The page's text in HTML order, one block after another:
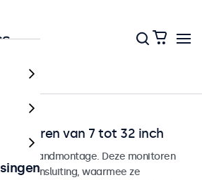
van 7 tot 32 inch
voor wandmontage. Deze monitoren
aansluiting, waarmee ze